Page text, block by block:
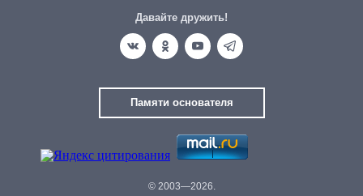
Давайте дружить!
Памяти основателя
© 2003—2026.